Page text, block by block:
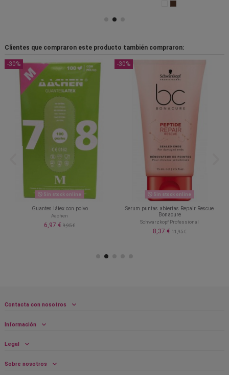
Clientes que compraron este producto también compraron:
-30%
Sin stock online
Guantes látex con polvo
Aachen
6,97 € 9,95 €
-30%
Sin stock online
Serum puntas abiertas Repair Rescue
Bonacure
Schwarzkopf Professional
8,37 €11,95 €
Contacta con nosotros
Información
Legal
Sobre nosotros